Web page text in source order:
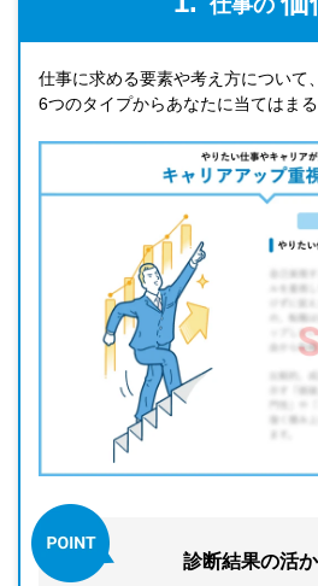
仕事の
仕事に求める要素や考え方について
6つのタイプからあなたに当てはま
診断結果の活